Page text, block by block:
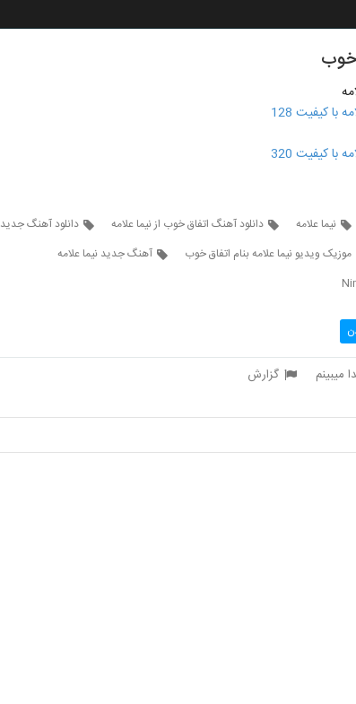
خوب
کیفیت 128
کیفیت 320
نیما علامه دانلود آهنگ اتفاق خوب از نیما علامه
دانلود آهنگ جدید
موزیک ویدیو نیما علامه بنام اتفاق خوب
آهنگ جدید نیما علامه
میبینم گزارش